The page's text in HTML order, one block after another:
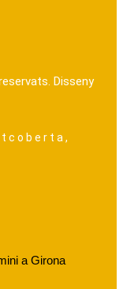
Disseny
a Girona